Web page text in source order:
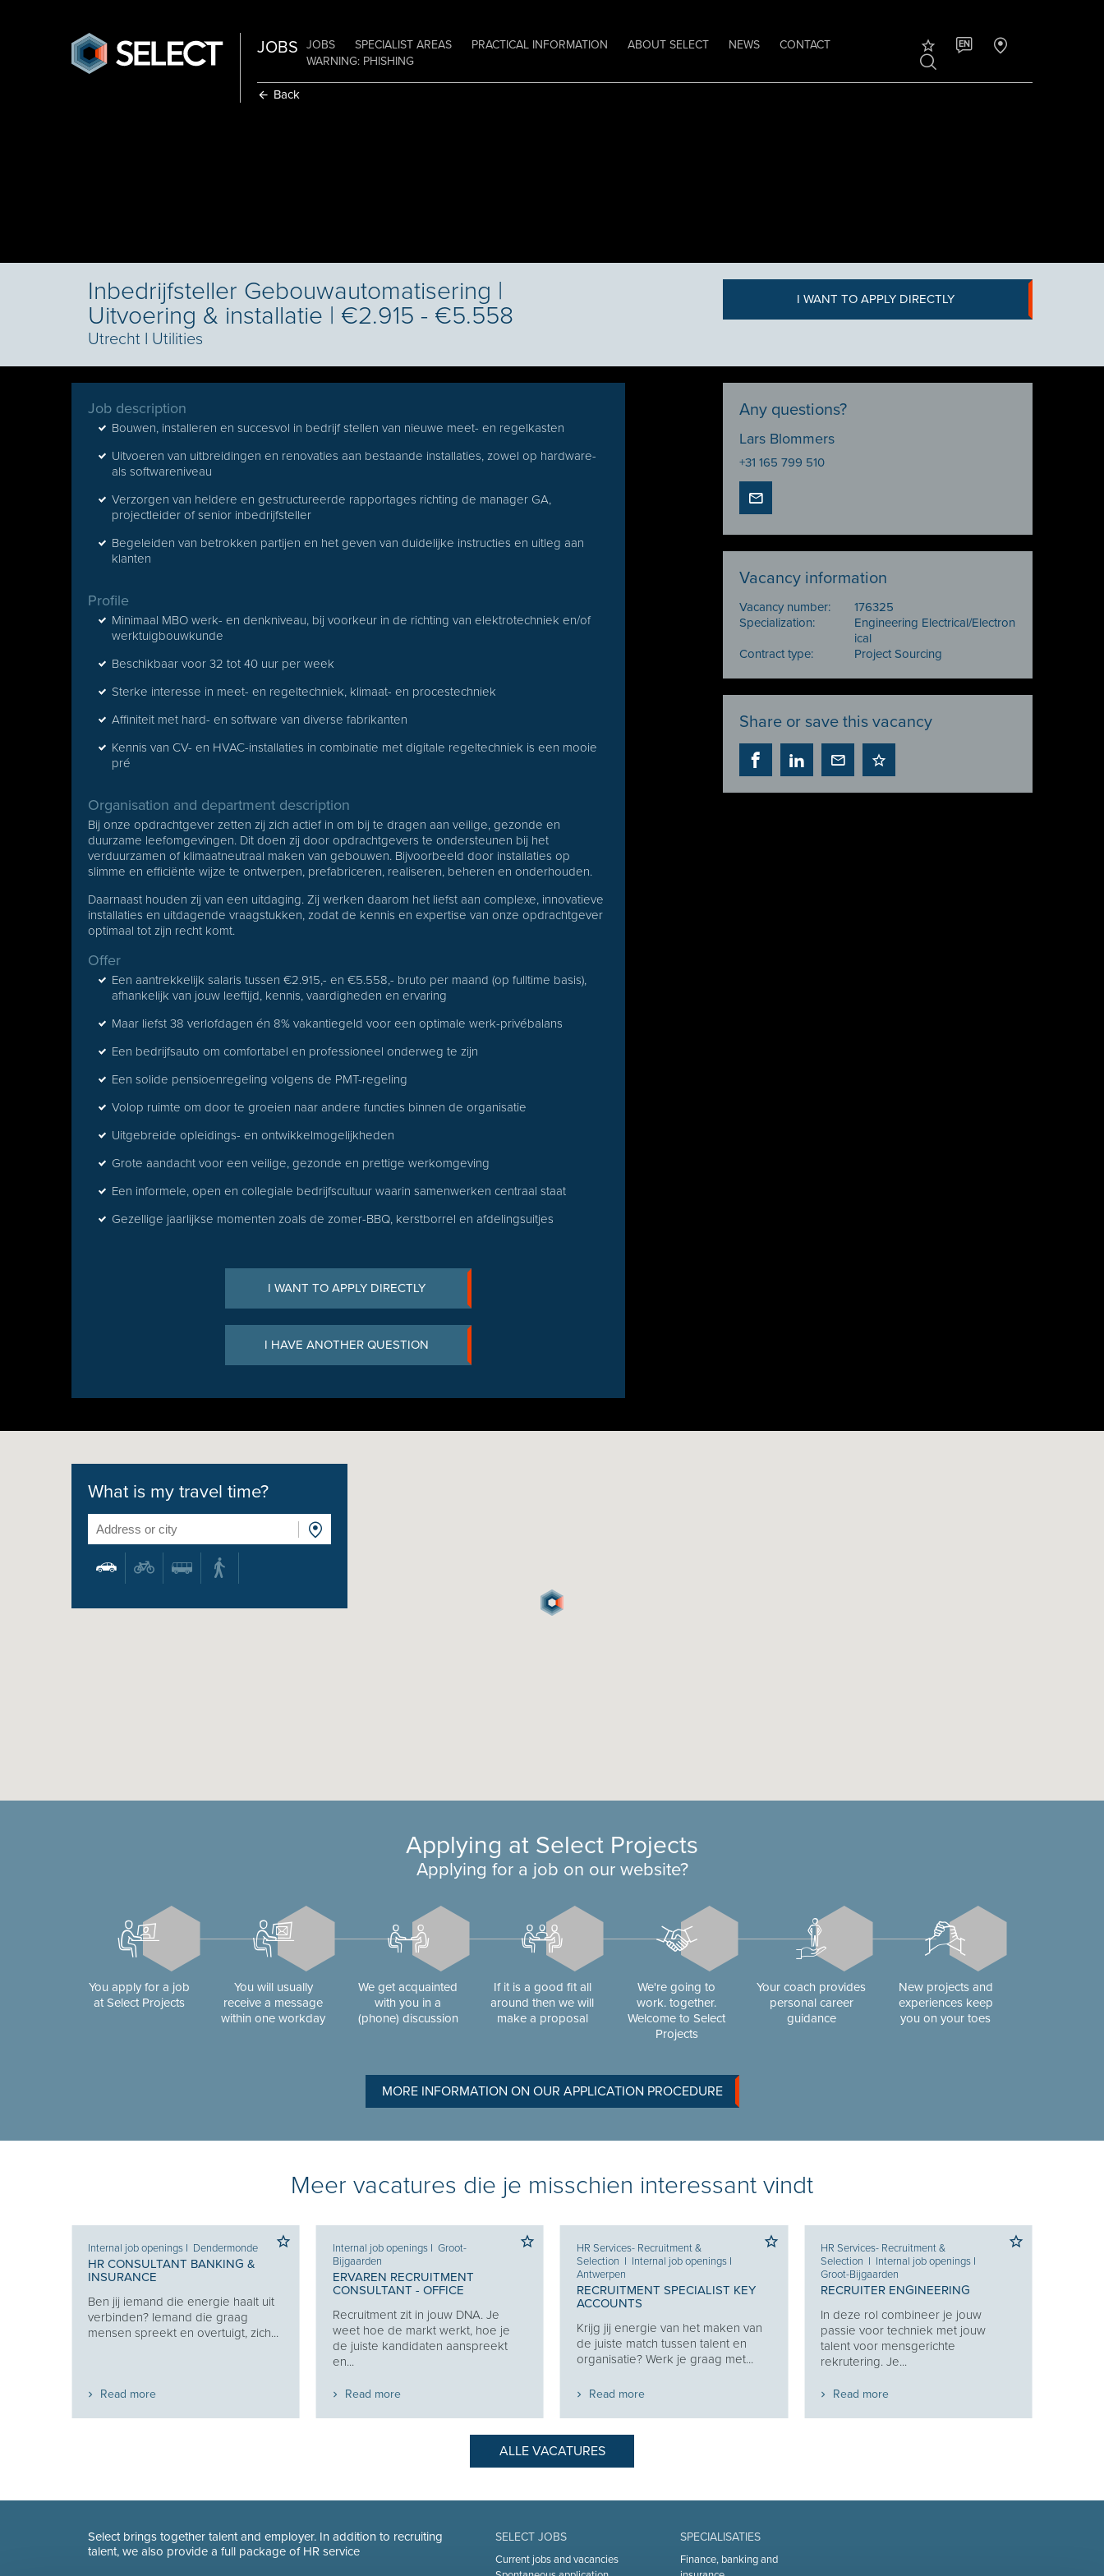
JOBS JOBS SPECIALIST AREAS PRACTICAL INFORMATION ABOUT SELECT NEWS
CONTACT
WARNING: PHISHING
EN
Back
Inbedrijfsteller Gebouwautomatisering |
Uitvoering & installatie | €2.915 - €5.558
Utrecht I Utilities
I WANT TO APPLY DIRECTLY
Job description
Bouwen, installeren en succesvol in bedrijf stellen van nieuwe meet- en regelkasten
Uitvoeren van uitbreidingen en renovaties aan bestaande installaties, zowel op hardware-
als softwareniveau
Verzorgen van heldere en gestructureerde rapportages richting de manager GA,
projectleider of senior inbedrijfsteller
Begeleiden van betrokken partijen en het geven van duidelijke instructies en uitleg aan
klanten
Profile
Minimaal MBO werk- en denkniveau, bij voorkeur in de richting van elektrotechniek en/of
werktuigbouwkunde
Beschikbaar voor 32 tot 40 uur per week
Sterke interesse in meet- en regeltechniek, klimaat- en procestechniek
Affiniteit met hard- en software van diverse fabrikanten
Kennis van CV- en HVAC-installaties in combinatie met digitale regeltechniek is een mooie
pré
Organisation and department description
Bij onze opdrachtgever zetten zij zich actief in om bij te dragen aan veilige, gezonde en
duurzame leefomgevingen. Dit doen zij door opdrachtgevers te ondersteunen bij het
verduurzamen of klimaatneutraal maken van gebouwen. Bijvoorbeeld door installaties op
slimme en efficiënte wijze te ontwerpen, prefabriceren, realiseren, beheren en onderhouden.
Daarnaast houden zij van een uitdaging. Zij werken daarom het liefst aan complexe, innovatieve
installaties en uitdagende vraagstukken, zodat de kennis en expertise van onze opdrachtgever
optimaal tot zijn recht komt.
Offer
Een aantrekkelijk salaris tussen €2.915,- en €5.558,- bruto per maand (op fulltime basis),
afhankelijk van jouw leeftijd, kennis, vaardigheden en ervaring
Maar liefst 38 verlofdagen én 8% vakantiegeld voor een optimale werk-privébalans
Een bedrijfsauto om comfortabel en professioneel onderweg te zijn
Een solide pensioenregeling volgens de PMT-regeling
Volop ruimte om door te groeien naar andere functies binnen de organisatie
Uitgebreide opleidings- en ontwikkelmogelijkheden
Grote aandacht voor een veilige, gezonde en prettige werkomgeving
Een informele, open en collegiale bedrijfscultuur waarin samenwerken centraal staat
Gezellige jaarlijkse momenten zoals de zomer-BBQ, kerstborrel en afdelingsuitjes
I WANT TO APPLY DIRECTLY
I HAVE ANOTHER QUESTION
Any questions?
Lars Blommers
+31 165 799 510
Vacancy information
Vacancy number:
176325
Specialization:
Engineering Electrical/Electron
ical
Contract type:
Project Sourcing
Share or save this vacancy
What is my travel time?
Applying at Select Projects
Applying for a job on our website?
You apply for a job
at Select Projects
You will usually
receive a message
within one workday
We get acquainted
with you in a
(phone) discussion
If it is a good fit all
around then we will
make a proposal
We're going to
work. together.
Welcome to Select
Projects
Your coach provides
personal career
guidance
New projects and
experiences keep
you on your toes
MORE INFORMATION ON OUR APPLICATION PROCEDURE
Meer vacatures die je misschien interessant vindt
Internal job openings I Dendermonde
HR CONSULTANT BANKING &
INSURANCE
Ben jij iemand die energie haalt uit
verbinden? Iemand die graag
mensen spreekt en overtuigt, zich...
Read more
Internal job openings I Groot-
Bijgaarden
ERVAREN RECRUITMENT
CONSULTANT - OFFICE
Recruitment zit in jouw DNA. Je
weet hoe de markt werkt, hoe je
de juiste kandidaten aanspreekt
en...
Read more
HR Services- Recruitment &
Selection I Internal job openings I
Antwerpen
RECRUITMENT SPECIALIST KEY
ACCOUNTS
Krijg jij energie van het maken van
de juiste match tussen talent en
organisatie? Werk je graag met...
Read more
HR Services- Recruitment &
Selection I Internal job openings I
Groot-Bijgaarden
RECRUITER ENGINEERING
In deze rol combineer je jouw
passie voor techniek met jouw
talent voor mensgerichte
rekrutering. Je...
Read more
ALLE VACATURES
Select brings together talent and employer. In addition to recruiting
talent, we also provide a full package of HR service
SELECT JOBS
Current jobs and vacancies
SPECIALISATIES
Finance, banking and